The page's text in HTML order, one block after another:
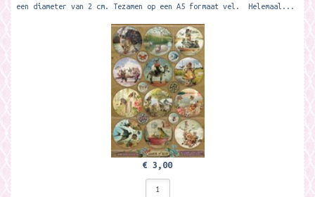
een diameter van 2 cm. Tezamen op een A5 formaat vel. Helemaal...
€ 3,00